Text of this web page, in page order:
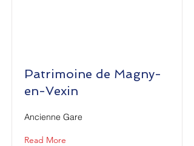
Patrimoine de Magny-
en-Vexin
Ancienne Gare
Read More